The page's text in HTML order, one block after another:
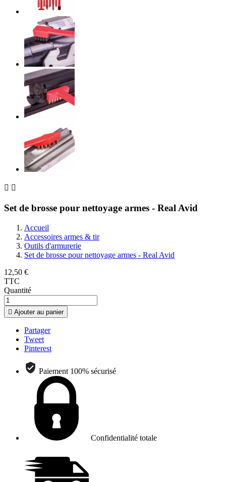
 
Set de brosse pour nettoyage armes - Real Avid
Accueil
Accessoires armes & tir
Outils d'armurerie
Set de brosse pour nettoyage armes - Real Avid
12,50 €
TTC
Quantité
 Ajouter au panier
Partager
Tweet
Pinterest
Paiement 100% sécurisé
Confidentialité totale